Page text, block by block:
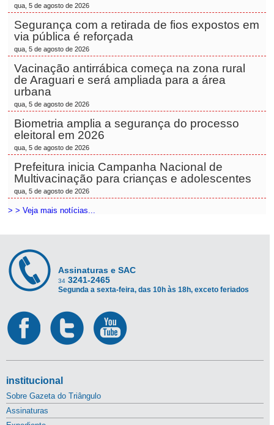
qua, 5 de agosto de 2026
Segurança com a retirada de fios expostos em
via pública é reforçada
qua, 5 de agosto de 2026
Vacinação antirrábica começa na zona rural
de Araguari e será ampliada para a área
urbana
qua, 5 de agosto de 2026
Biometria amplia a segurança do processo
eleitoral em 2026
qua, 5 de agosto de 2026
Prefeitura inicia Campanha Nacional de
Multivacinação para crianças e adolescentes
qua, 5 de agosto de 2026
> > Veja mais notícias...
Assinaturas e SAC
34 3241-2465
Segunda a sexta-feira, das 10h às 18h, exceto feriados
institucional
Sobre Gazeta do Triângulo
Assinaturas